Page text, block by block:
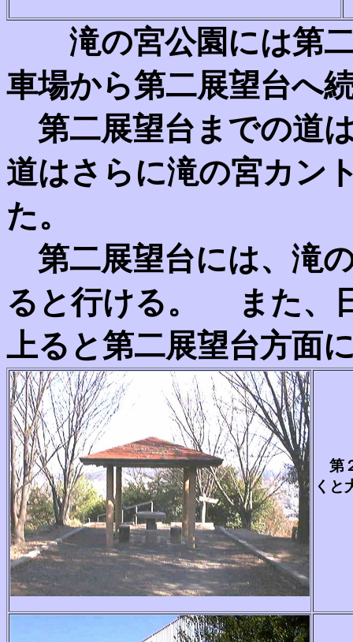
滝の宮公園には第二
車場から第二展望台へ
第二展望台までの道
道はさらに滝の宮カン
た。
第二展望台には、滝
ると行ける。 また、
上ると第二展望台方面
第
くと